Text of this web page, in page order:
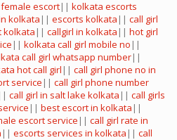
escort|| kolkata escorts
kolkata || escorts kolkata || call girl
kolkata || callgirl in kolkata || hot girl
|| kolkata call girl mobile no ||
call girl whatsapp number||
hot call girl || call girl phone no in
service || call girl phone number
|| call girl in salt lake kolkata || call girls
|| best escort in kolkata ||
escort service || call girl rate in
|| escorts services in kolkata || call